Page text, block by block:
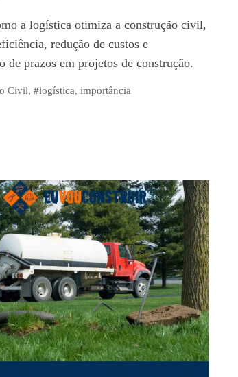
a logística otimiza a construção civil,
redução de custos e
de prazos em projetos de construção.
Civil,#logística,importância